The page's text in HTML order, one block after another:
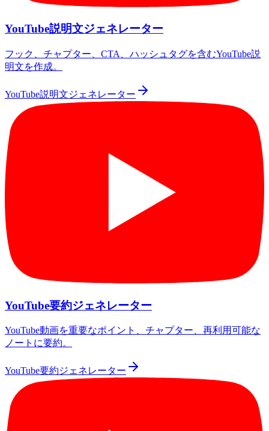
YouTube説明文ジェネレーター
フック、チャプター、CTA、ハッシュタグを含むYouTube説
明文を作成。
YouTube説明文ジェネレーター
YouTube要約ジェネレーター
YouTube動画を重要なポイント、チャプター、再利用可能な
ノートに要約。
YouTube要約ジェネレーター